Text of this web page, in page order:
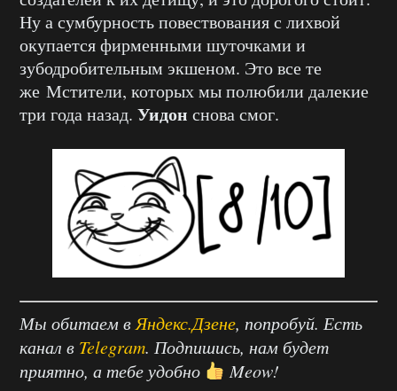
Ну а сумбурность повествования с лихвой
окупается фирменными шуточками и
зубодробительным экшеном. Это все те
же Мстители, которых мы полюбили далекие
три года назад. Уидон снова смог.
Мы обитаем вЯндекс.Дзене, попробуй. Есть
канал в Telegram. Подпишись, нам будет
приятно, а тебе удобно
Meow!